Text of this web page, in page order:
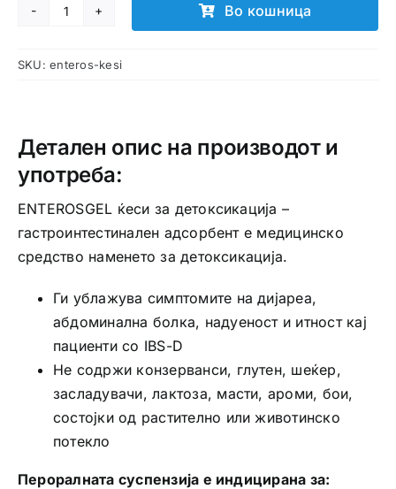
ENTEROSGEL
за
Во кошница
SKU:enteros-kesi
Детален опис на производот и
употреба:
ENTEROSGEL ќеси за детоксикација –
гастроинтестинален адсорбент е медицинско
средство наменето за детоксикација.
Ги ублажува симптомите на дијареа,
абдоминална болка, надуеност и итност кај
пациенти со IBS-D
Не содржи конзерванси, глутен, шеќер,
засладувачи, лактоза, масти, ароми, бои,
состојки од растително или животинско
потекло
Пероралната суспензија е индицирана за: